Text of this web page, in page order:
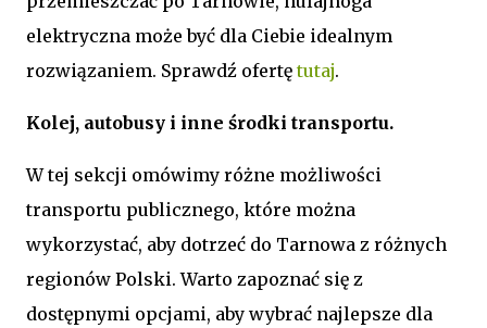
elektryczna może być dla Ciebie idealnym
rozwiązaniem. Sprawdź ofertętutaj.
Kolej, autobusy i inne środki transportu.
W tej sekcji omówimy różne możliwości
transportu publicznego, które można
wykorzystać, aby dotrzeć do Tarnowa z różnych
regionów Polski. Warto zapoznać się z
dostępnymi opcjami, aby wybrać najlepsze dla